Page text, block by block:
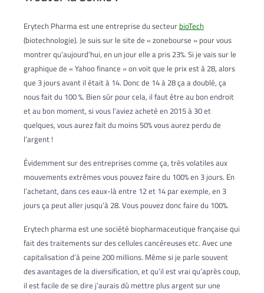
Erytech Pharma est une entreprise du secteur bioTech
(biotechnologie). Je suis sur le site de « zonebourse » pour vous
montrer qu’aujourd’hui, en un jour elle a pris 23%. Si je vais sur le
graphique de « Yahoo finance » on voit que le prix est à 28, alors
que 3 jours avant il était à 14. Donc de 14 à 28 ça a doublé, ça
nous fait du 100 %. Bien sûr pour cela, il faut être au bon endroit
et au bon moment, si vous l’aviez acheté en 2015 à 30 et
quelques, vous aurez fait du moins 50% vous aurez perdu de
l’argent !
Évidemment sur des entreprises comme ça, très volatiles aux
mouvements extrêmes vous pouvez faire du 100% en 3 jours. En
l’achetant, dans ces eaux-là entre 12 et 14 par exemple, en 3
jours ça peut aller jusqu’à 28. Vous pouvez donc faire du 100%.
Erytech pharma est une société biopharmaceutique française qui
fait des traitements sur des cellules cancéreuses etc. Avec une
capitalisation d’à peine 200 millions. Même si je parle souvent
des avantages de la diversification, et qu’il est vrai qu’après coup,
il est facile de se dire j’aurais dû mettre plus argent sur une